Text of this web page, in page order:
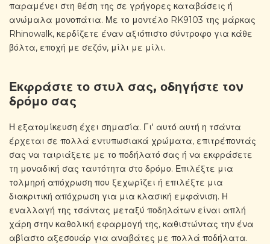
παραμένει στη θέση της σε γρήγορες καταβάσεις ή
ανώμαλα μονοπάτια. Με το μοντέλο RK9103 ​​της μάρκας
Rhinowalk, κερδίζετε έναν αξιόπιστο σύντροφο για κάθε
βόλτα, εποχή με σεζόν, μίλι με μίλι.
Εκφράστε το στυλ σας, οδηγήστε τον
δρόμο σας
Η εξατομίκευση έχει σημασία. Γι' αυτό αυτή η τσάντα
έρχεται σε πολλά εντυπωσιακά χρώματα, επιτρέποντάς
σας να ταιριάξετε με το ποδήλατό σας ή να εκφράσετε
τη μοναδική σας ταυτότητα στο δρόμο. Επιλέξτε μια
τολμηρή απόχρωση που ξεχωρίζει ή επιλέξτε μια
διακριτική απόχρωση για μια κλασική εμφάνιση. Η
εναλλαγή της τσάντας μεταξύ ποδηλάτων είναι απλή
χάρη στην καθολική εφαρμογή της, καθιστώντας την ένα
αβίαστο αξεσουάρ για αναβάτες με πολλά ποδήλατα.